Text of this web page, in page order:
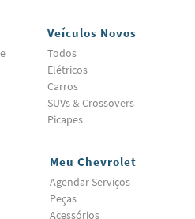
Veículos Novos
Todos
Elétricos
Carros
SUVs & Crossovers
Picapes
Meu Chevrolet
Agendar Serviços
Peças
Acessórios